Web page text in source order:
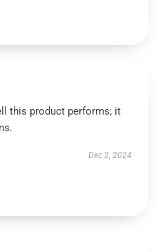
this product performs; it
Dec 2, 2024